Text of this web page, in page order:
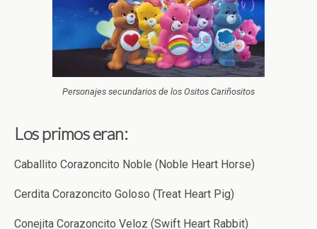
Personajes secundarios de los Ositos Cariñositos
Los primos eran:
Caballito Corazoncito Noble (Noble Heart Horse)
Cerdita Corazoncito Goloso (Treat Heart Pig)
Conejita Corazoncito Veloz (Swift Heart Rabbit)